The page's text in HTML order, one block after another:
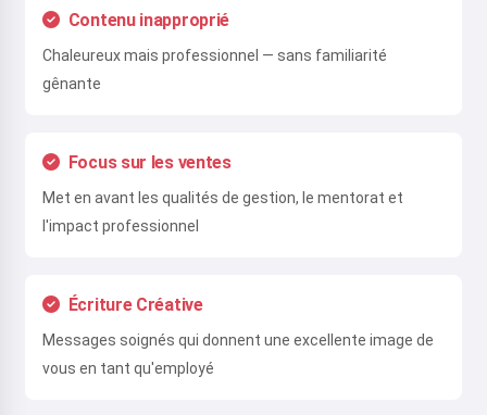
Contenu inapproprié
Chaleureux mais professionnel — sans familiarité
gênante
Focus sur les ventes
Met en avant les qualités de gestion, le mentorat et
l'impact professionnel
Écriture Créative
Messages soignés qui donnent une excellente image de
vous en tant qu'employé